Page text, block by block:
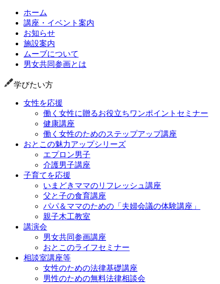
ホーム
講座・イベント案内
お知らせ
施設案内
ムーブについて
男女共同参画とは
学びたい方
女性を応援
働く女性に贈るお役立ちワンポイントセミナー
健康講座
働く女性のためのステップアップ講座
おとこの魅力アップシリーズ
エプロン男子
介護男子講座
子育てを応援
いまどきママのリフレッシュ講座
父と子の食育講座
パパ＆ママのための「夫婦会議の体験講座」
親子木工教室
講演会
男女共同参画講座
おとこのライフセミナー
相談室講座等
女性のための法律基礎講座
男性のための無料法律相談会